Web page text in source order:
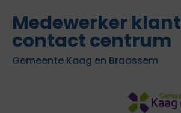
Medewerker klant
contact centrum
Gemeente Kaag en Braassem